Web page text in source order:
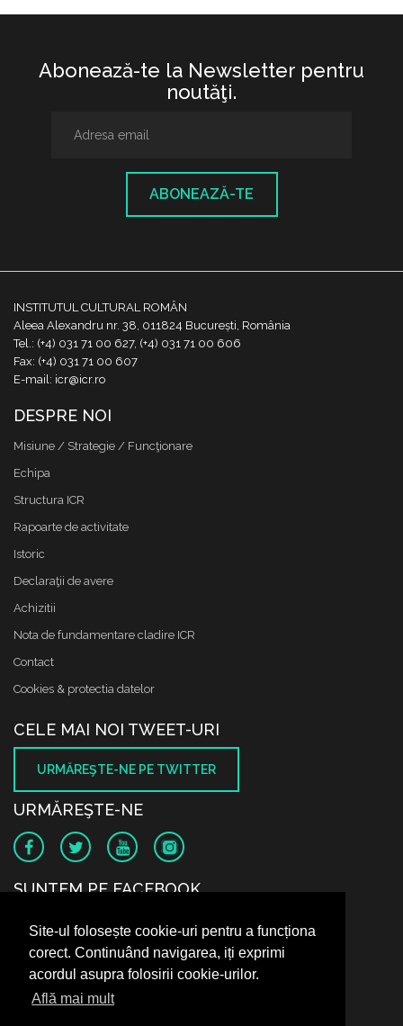
Site-ul folosește cookie-uri pentru a funcționa
corect. Continuând navigarea, iți exprimi
acordul asupra folosirii cookie-urilor.
Află mai mult
Abonează-te la Newsletter pentru
noutăţi.
ABONEAZĂ-TE
INSTITUTUL CULTURAL ROMÂN
Aleea Alexandru nr. 38, 011824 București, România
Tel.: (+4) 031 71 00 627, (+4) 031 71 00 606
Fax: (+4) 031 71 00 607
E-mail: icr@icr.ro
DESPRE NOI
Misiune / Strategie / Funcţionare
Echipa
Structura ICR
Rapoarte de activitate
Istoric
Declaraţii de avere
Achizitii
Nota de fundamentare cladire ICR
Contact
Cookies & protectia datelor
CELE MAI NOI TWEET-URI
URMĂREŞTE-NE PE TWITTER
URMĂREŞTE-NE
SUNTEM PE FACEBOOK